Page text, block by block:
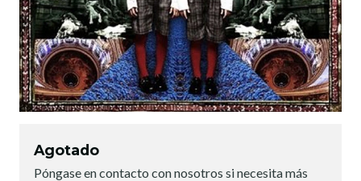
Agotado
Póngase en contacto con nosotros si necesita más